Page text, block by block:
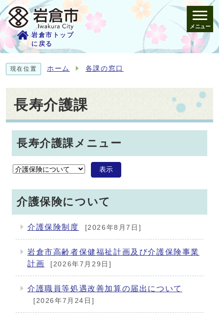
岩倉市トップ
に戻る
メニュー
現在位置 ホーム 各課の窓口
長寿介護課
長寿介護課メニュー
表示
介護保険について
介護保険制度 [2026年8月7日]
岩倉市高齢者保健福祉計画及び介護保険事業
計画
[2026年7月29日]
介護職員等処遇改善加算の届出について
[2026年7月24日]